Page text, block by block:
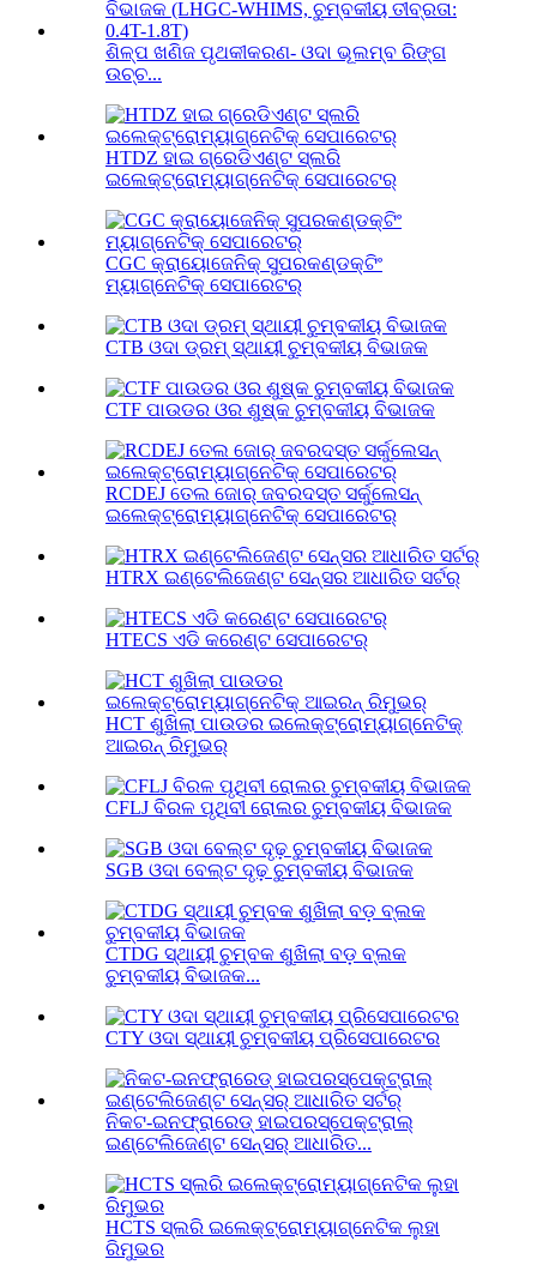
ଶିଳ୍ପ ଖଣିଜ ପୃଥକୀକରଣ- ଓଦା ଭୂଲମ୍ବ ରିଙ୍ଗ
ଉଚ୍ଚ...
HTDZ ହାଇ ଗ୍ରେଡିଏଣ୍ଟ ସ୍ଲରି
ଇଲେକ୍ଟ୍ରୋମ୍ୟାଗ୍ନେଟିକ୍ ସେପାରେଟର୍
CGC କ୍ରାୟୋଜେନିକ୍ ସୁପରକଣ୍ଡକ୍ଟିଂ
ମ୍ୟାଗ୍ନେଟିକ୍ ସେପାରେଟର୍
CTB ଓଦା ଡ୍ରମ୍ ସ୍ଥାୟୀ ଚୁମ୍ବକୀୟ ବିଭାଜକ
CTF ପାଉଡର ଓର ଶୁଷ୍କ ଚୁମ୍ବକୀୟ ବିଭାଜକ
RCDEJ ତେଲ ଜୋର୍ ଜବରଦସ୍ତ ସର୍କୁଲେସନ୍
ଇଲେକ୍ଟ୍ରୋମ୍ୟାଗ୍ନେଟିକ୍ ସେପାରେଟର୍
HTRX ଇଣ୍ଟେଲିଜେଣ୍ଟ ସେନ୍ସର ଆଧାରିତ ସର୍ଟର୍
HTECS ଏଡି କରେଣ୍ଟ ସେପାରେଟର୍
HCT ଶୁଖିଲା ପାଉଡର ଇଲେକ୍ଟ୍ରୋମ୍ୟାଗ୍ନେଟିକ୍
ଆଇରନ୍ ରିମୁଭର୍
CFLJ ବିରଳ ପୃଥିବୀ ରୋଲର ଚୁମ୍ବକୀୟ ବିଭାଜକ
SGB ​​ଓଦା ବେଲ୍ଟ ଦୃଢ଼ ଚୁମ୍ବକୀୟ ବିଭାଜକ
CTDG ସ୍ଥାୟୀ ଚୁମ୍ବକ ଶୁଖିଲା ବଡ଼ ବ୍ଲକ
ଚୁମ୍ବକୀୟ ବିଭାଜକ...
CTY ଓଦା ସ୍ଥାୟୀ ଚୁମ୍ବକୀୟ ପ୍ରିସେପାରେଟର
ନିକଟ-ଇନଫ୍ରାରେଡ୍ ହାଇପରସ୍ପେକ୍ଟ୍ରାଲ୍
ଇଣ୍ଟେଲିଜେଣ୍ଟ ସେନ୍ସର୍ ଆଧାରିତ...
HCTS ସ୍ଲରି ଇଲେକ୍ଟ୍ରୋମ୍ୟାଗ୍ନେଟିକ ଲୁହା
ରିମୁଭର